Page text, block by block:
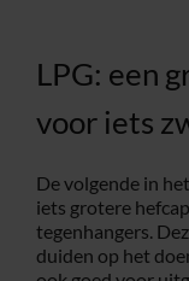
LPG: een
voor iets
De volgende in
iets grotere
tegenhangers.
duiden op het